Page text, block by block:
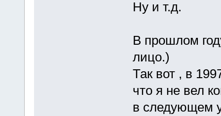
Ну и т.д.
В прошлом
лицо.)
Так вот , в
что я не вел
в следующем